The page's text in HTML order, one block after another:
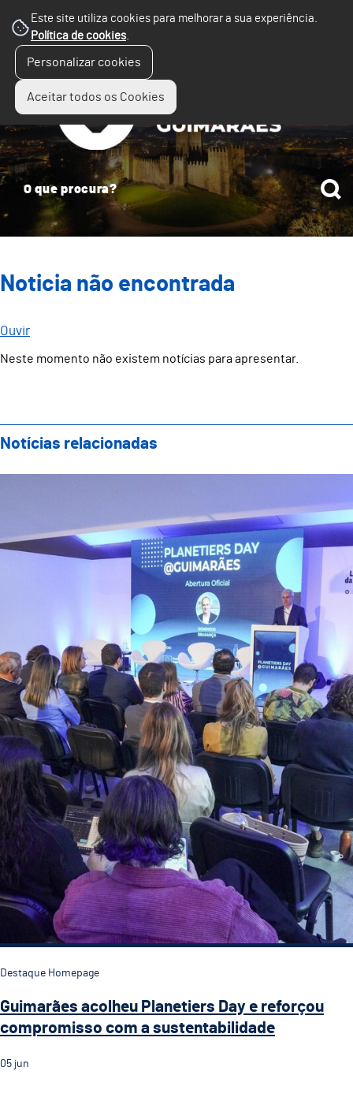
Este site utiliza cookies para melhorar a sua experiência.
Política de cookies.
Personalizar cookies
Aceitar todos os Cookies
Noticia não encontrada
Ouvir
Neste momento não existem notícias para apresentar.
Notícias relacionadas
Destaque Homepage
Guimarães acolheu Planetiers Day e reforçou
compromisso com a sustentabilidade
05 jun